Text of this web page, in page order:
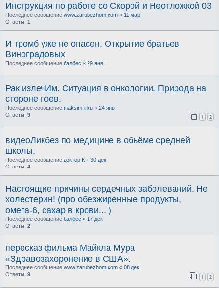
Инструкция по работе со Скорой и Неотложкой 03
Последнее сообщение www.zarubezhom.com « 11 мар
Ответы: 1
И тромб уже не опасен. Открытие братьев
Виноградовых
Последнее сообщение балбес « 29 янв
Рак излечИм. Ситуация в онкологии. Природа на
стороне гоев.
Последнее сообщение maksim-irku « 24 янв
Ответы: 9 1 2
видеоЛикбез по медицине в обьёме средней
школы.
Последнее сообщение доктор К « 30 дек
Ответы: 4
Настоящие причины сердечных заболеваний. Не
холестерин! (про обезжиренные продукты,
омега-6, сахар в крови... )
Последнее сообщение балбес « 17 дек
Ответы: 2
пересказ фильма Майкла Мура
«Здравозахоронение в США».
Последнее сообщение www.zarubezhom.com « 08 дек
Ответы: 9 1 2